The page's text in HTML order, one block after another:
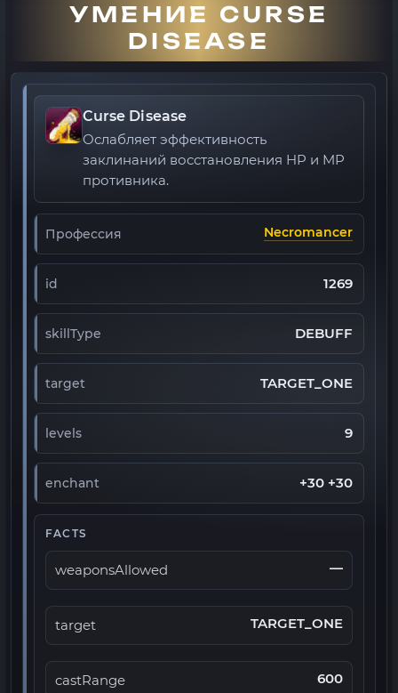
УМЕНИЕ CURSE
DISEASE
Curse Disease
Ослабляет эффективность
заклинаний восстановления HP и MP
противника.
Профессия Necromancer
id 1269
skillType DEBUFF
target TARGET_ONE
levels 9
enchant +30 +30
FACTS
weaponsAllowed —
target TARGET_ONE
castRange 600